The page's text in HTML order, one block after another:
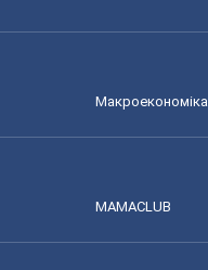
Макроекономіка
MAMACLUB